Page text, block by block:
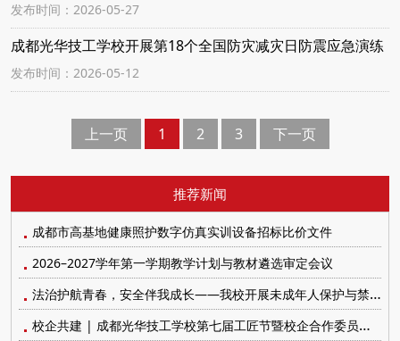
推荐新闻
成都市高基地健康照护数字仿真实训设备招标比价文件
2026–2027学年第一学期教学计划与教材遴选审定会议
法治护航青春，安全伴我成长——我校开展未成年人保护与禁毒防艾系列宣传教育活动
校企共建 | 成都光华技工学校第七届工匠节暨校企合作委员会顺利召开
发布时间：2026-05-27
成都光华技工学校开展第18个全国防灾减灾日防震应急演练
发布时间：2026-05-12
上一页 1 2 3 下一页